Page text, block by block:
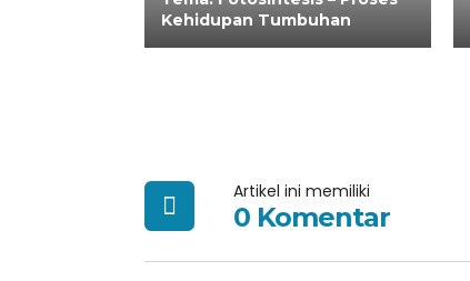
Kehidupan Tumbuhan
Artikel ini memiliki
0 Komentar